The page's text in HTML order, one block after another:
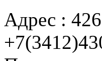
Адрес :